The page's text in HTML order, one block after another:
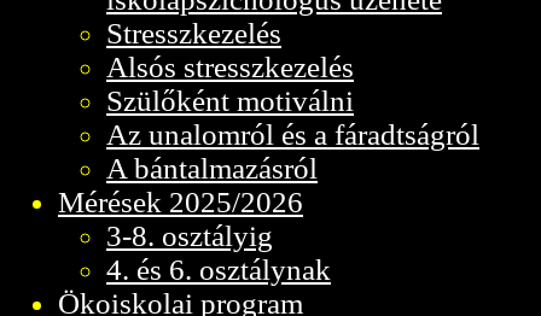
Stresszkezelés
Alsós stresszkezelés
Szülőként motiválni
Az unalomról és a fáradtságról
A bántalmazásról
Mérések 2025/2026
3-8. osztályig
4. és 6. osztálynak
Ökoiskolai program